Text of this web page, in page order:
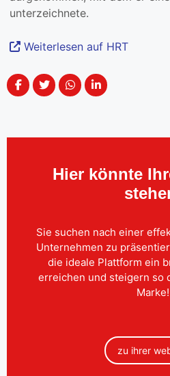
unterzeichnete.
Weiterlesen auf HRT
Hier könnte
Sie suchen nach einer
Unternehmen zu
die ideale Plattform ein
erreichen und steigern so
Marke!
zu ihrer